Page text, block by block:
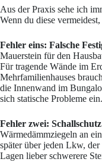
Aus der Praxis sehe ich
Wenn du diese
Fehler eins: Falsche
Mauerstein für den
Für tragende Wände im
Mehrfamilienhauses
die Innenwand im
sich statische Probleme ein.
Fehler zwei:
Wärmedämmziegeln an
später über jeden Lkw,
Lagen lieber schwerere